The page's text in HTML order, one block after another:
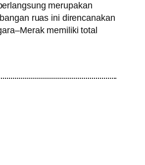
merupakan
ruas ini direncanakan
memiliki total